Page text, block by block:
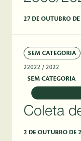
27 DE OUTUBRO
SEM CATEGORIA
22022 / 2022
SEM CATEGORIA
Coleta
2 DE OUTUBRO DE